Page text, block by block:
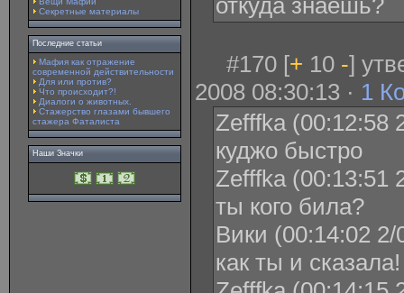
Секретные материалы
Последние статьи
Мафия как отражение
современной действительности
Для или против?
Что происходит?!
Диалоги о животных.
Стажерство глазами бывшего
стажера Фаталиста
Наши Значки
откуда знаешь?
#170 [+ 10 -]
2008 08:30:13 · 1
Zefffka (00:12:58
куджо быстро
Zefffka (00:13:51
ты кого била?
Вики (00:14:02 2/
как ты и сказала!